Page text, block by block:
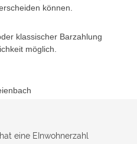
können.
klassischer Barzahlung
möglich.
eine EInwohnerzahl